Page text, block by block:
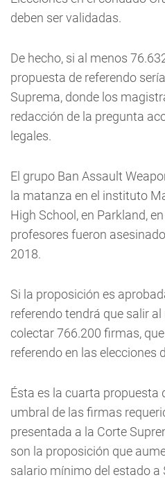
deben ser validadas.
De hecho, si al menos
propuesta de referendo
Suprema, donde los
redacción de la pregunta
legales.
El grupo Ban Assault
la matanza en el instituto
High School, en Parkland,
profesores fueron
2018.
Si la proposición es
referendo tendrá que salir
colectar 766.200 firmas,
referendo en las elecciones
Ésta es la cuarta propuesta
umbral de las firmas
presentada a la Corte
son la proposición que
salario mínimo del estado a